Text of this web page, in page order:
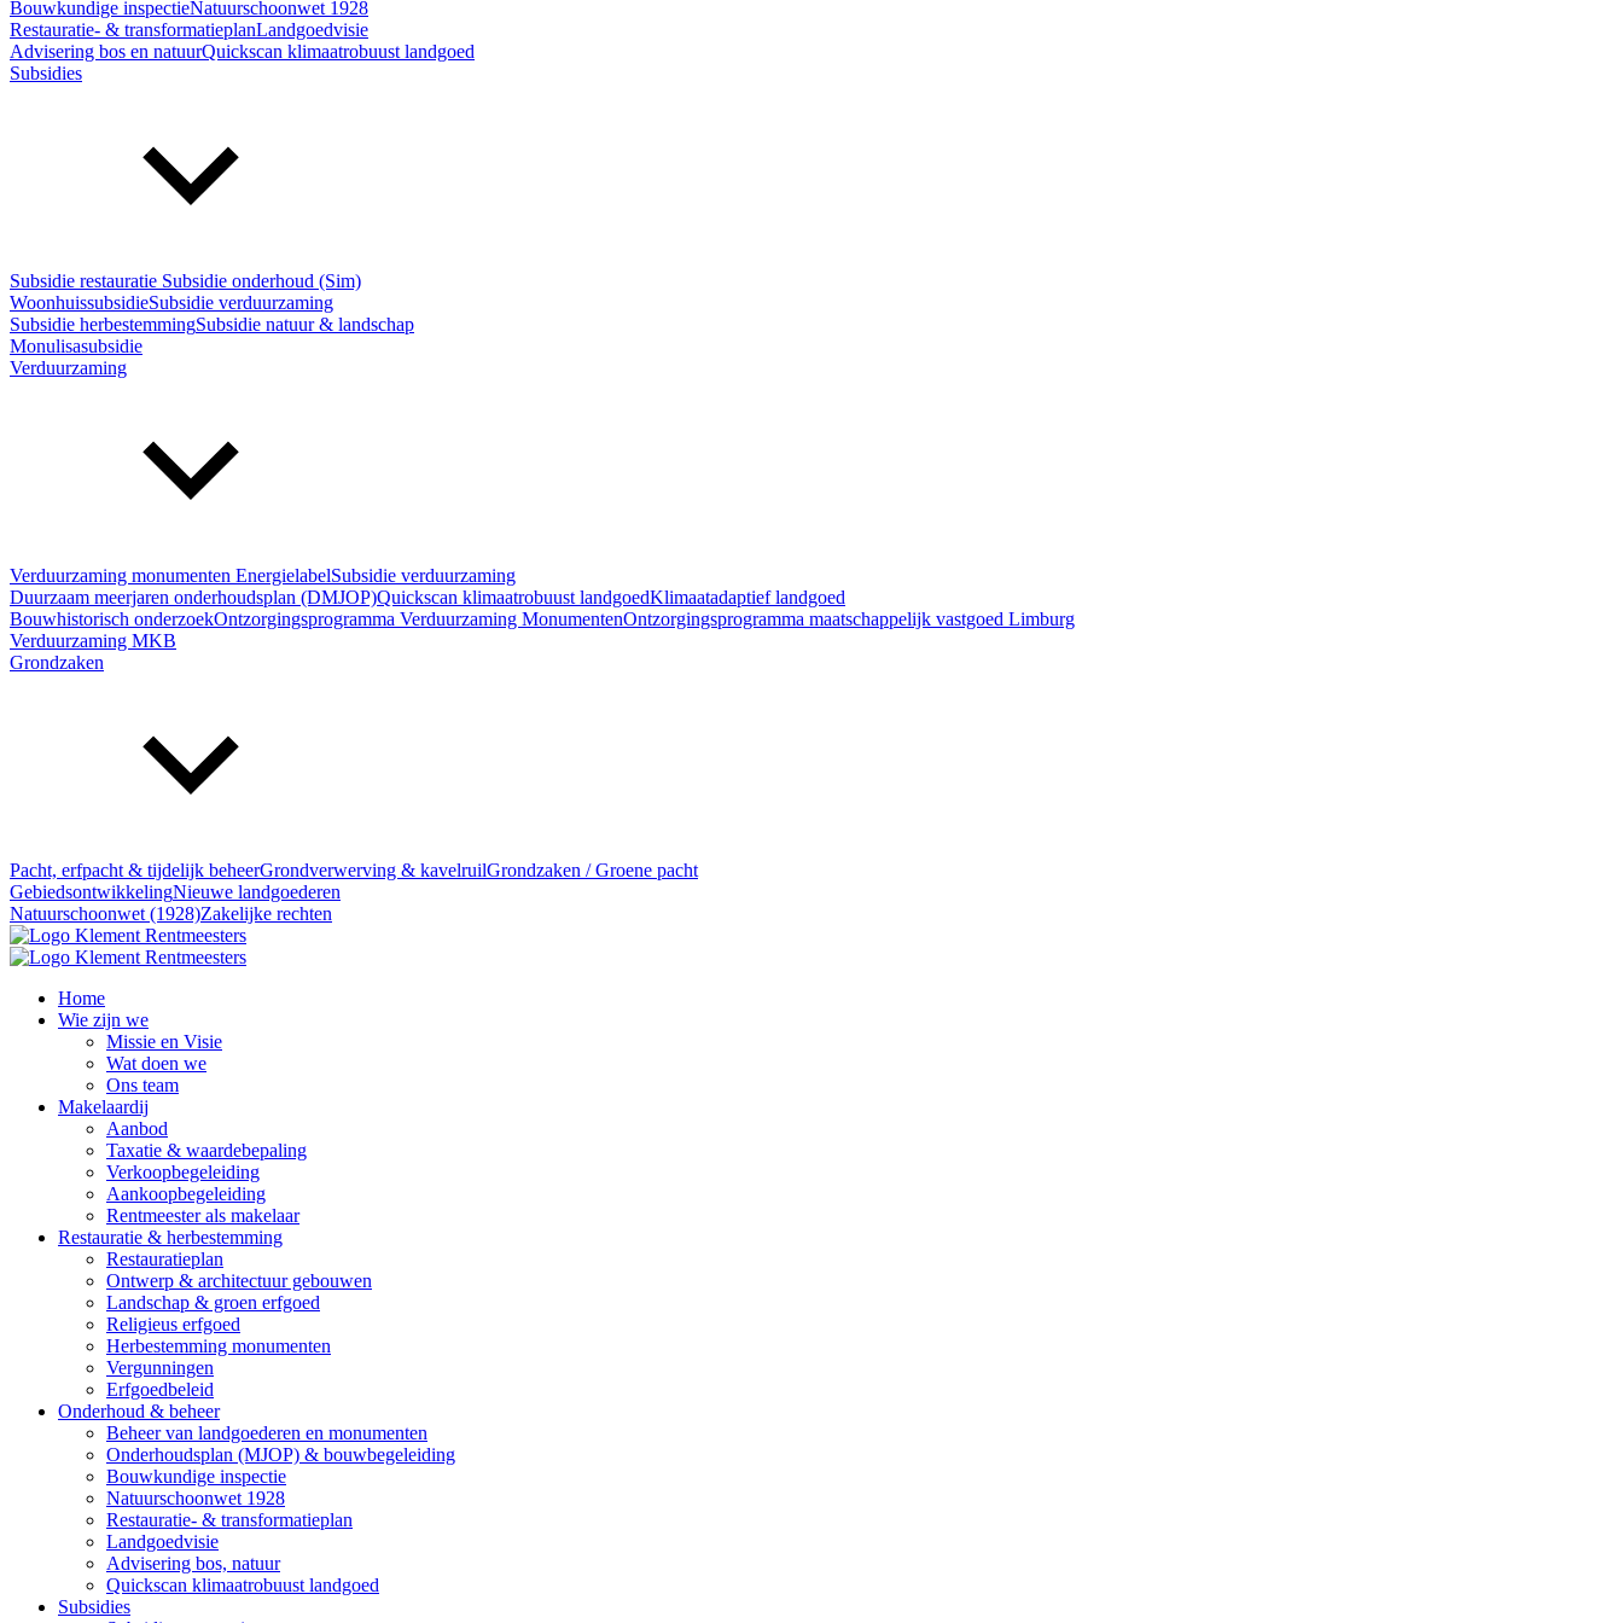
Bouwkundige inspectieNatuurschoonwet 1928
Restauratie- & transformatieplanLandgoedvisie
Advisering bos en natuurQuickscan klimaatrobuust landgoed
Subsidies
Subsidie restauratie Subsidie onderhoud (Sim)
WoonhuissubsidieSubsidie verduurzaming
Subsidie herbestemmingSubsidie natuur & landschap
Monulisasubsidie
Verduurzaming
Verduurzaming monumenten EnergielabelSubsidie verduurzaming
Duurzaam meerjaren onderhoudsplan (DMJOP)Quickscan klimaatrobuust landgoedKlimaatadaptief landgoed
Bouwhistorisch onderzoekOntzorgingsprogramma Verduurzaming MonumentenOntzorgingsprogramma maatschappelijk vastgoed Limburg
Verduurzaming MKB
Grondzaken
Pacht, erfpacht & tijdelijk beheerGrondverwerving & kavelruilGrondzaken / Groene pacht
GebiedsontwikkelingNieuwe landgoederen
Natuurschoonwet (1928)Zakelijke rechten
Home
Wie zijn we
Missie en Visie
Wat doen we
Ons team
Makelaardij
Aanbod
Taxatie & waardebepaling
Verkoopbegeleiding
Aankoopbegeleiding
Rentmeester als makelaar
Restauratie & herbestemming
Restauratieplan
Ontwerp & architectuur gebouwen
Landschap & groen erfgoed
Religieus erfgoed
Herbestemming monumenten
Vergunningen
Erfgoedbeleid
Onderhoud & beheer
Beheer van landgoederen en monumenten
Onderhoudsplan (MJOP) & bouwbegeleiding
Bouwkundige inspectie
Natuurschoonwet 1928
Restauratie- & transformatieplan
Landgoedvisie
Advisering bos, natuur
Quickscan klimaatrobuust landgoed
Subsidies